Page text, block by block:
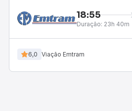
18:55
Duração: 23h 40m
6,0 Viação Emtram